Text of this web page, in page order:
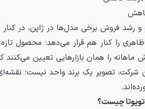
و رشد فروش برخی مدل‌ها در ژاپن، در
را کنار هم قرار می‌دهد: محصول تازه
ماهانه را همان بازارهایی تعیین می‌کنند
تصویر یک برند واحد نیست؛ نقشه‌ای
چیست؟